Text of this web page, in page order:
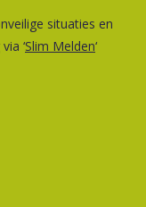
situaties en
‘Slim Melden‘